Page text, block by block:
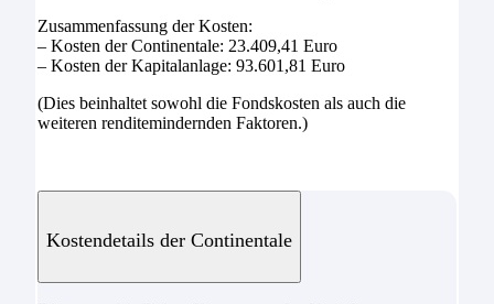
Zusammenfassung der Kosten:
– Kosten der Continentale: 23.409,41 Euro
– Kosten der Kapitalanlage: 93.601,81 Euro
(Dies beinhaltet sowohl die Fondskosten als auch die
weiteren renditemindernden Faktoren.)
Kostendetails der Continentale